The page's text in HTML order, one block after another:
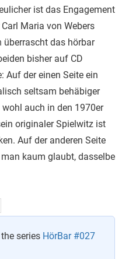
ist das Engagement
Maria von Webers
überrascht das hörbar
bisher auf CD
Auf der einen Seite ein
seltsam behäbiger
wohl auch in den 1970er
originaler Spielwitz ist
Auf der anderen Seite
man kaum glaubt, dasselbe
series HörBar #027